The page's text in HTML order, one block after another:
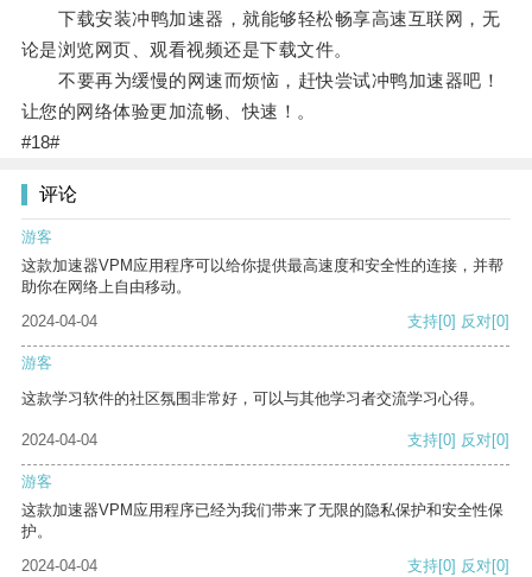
下载安装冲鸭加速器，就能够轻松畅享高速互联网，无
论是浏览网页、观看视频还是下载文件。
不要再为缓慢的网速而烦恼，赶快尝试冲鸭加速器吧！
让您的网络体验更加流畅、快速！。
#18#
评论
游客
这款加速器VPM应用程序可以给你提供最高速度和安全性的连接，并帮
助你在网络上自由移动。
2024-04-04
支持[0] 反对[0]
游客
这款学习软件的社区氛围非常好，可以与其他学习者交流学习心得。
2024-04-04 支持[0] 反对[0]
游客
这款加速器VPM应用程序已经为我们带来了无限的隐私保护和安全性保
护。
2024-04-04
支持[0] 反对[0]